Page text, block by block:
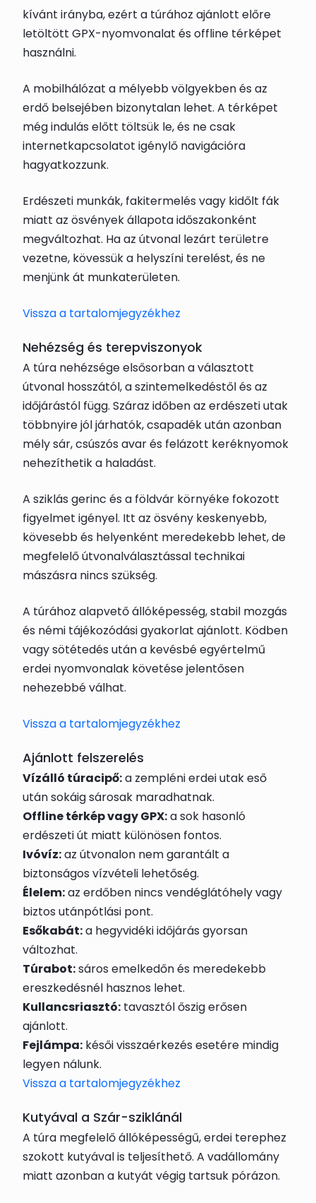
kívánt irányba, ezért a túrához ajánlott előre
letöltött GPX-nyomvonalat és offline térképet
használni.
A mobilhálózat a mélyebb völgyekben és az
erdő belsejében bizonytalan lehet. A térképet
még indulás előtt töltsük le, és ne csak
internetkapcsolatot igénylő navigációra
hagyatkozzunk.
Erdészeti munkák, fakitermelés vagy kidőlt fák
miatt az ösvények állapota időszakonként
megváltozhat. Ha az útvonal lezárt területre
vezetne, kövessük a helyszíni terelést, és ne
menjünk át munkaterületen.
Vissza a tartalomjegyzékhez
Nehézség és terepviszonyok
A túra nehézsége elsősorban a választott
útvonal hosszától, a szintemelkedéstől és az
időjárástól függ. Száraz időben az erdészeti utak
többnyire jól járhatók, csapadék után azonban
mély sár, csúszós avar és felázott keréknyomok
nehezíthetik a haladást.
A sziklás gerinc és a földvár környéke fokozott
figyelmet igényel. Itt az ösvény keskenyebb,
kövesebb és helyenként meredekebb lehet, de
megfelelő útvonalválasztással technikai
mászásra nincs szükség.
A túrához alapvető állóképesség, stabil mozgás
és némi tájékozódási gyakorlat ajánlott. Ködben
vagy sötétedés után a kevésbé egyértelmű
erdei nyomvonalak követése jelentősen
nehezebbé válhat.
Vissza a tartalomjegyzékhez
Ajánlott felszerelés
Vízálló túracipő:a zempléni erdei utak eső
után sokáig sárosak maradhatnak.
Offline térkép vagy GPX:a sok hasonló
erdészeti út miatt különösen fontos.
Ivóvíz:az útvonalon nem garantált a
biztonságos vízvételi lehetőség.
Élelem:az erdőben nincs vendéglátóhely vagy
biztos utánpótlási pont.
Esőkabát:a hegyvidéki időjárás gyorsan
változhat.
Túrabot:sáros emelkedőn és meredekebb
ereszkedésnél hasznos lehet.
Kullancsriasztó: tavasztól őszig erősen
ajánlott.
Fejlámpa: késői visszaérkezés esetére mindig
legyen nálunk.
Vissza a tartalomjegyzékhez
Kutyával a Szár-sziklánál
A túra megfelelő állóképességű, erdei terephez
szokott kutyával is teljesíthető. A vadállomány
miatt azonban a kutyát végig tartsuk pórázon.